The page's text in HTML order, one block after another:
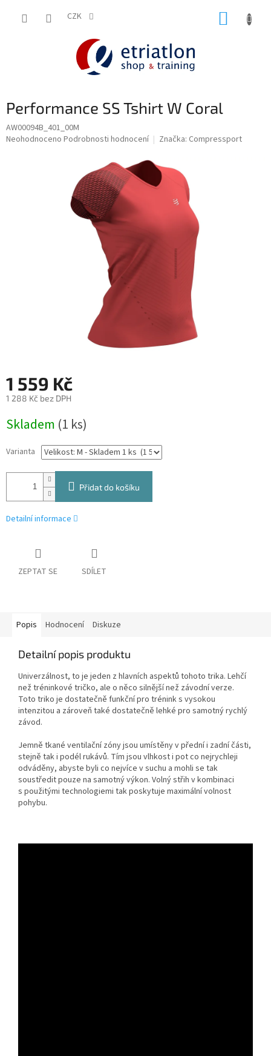
CZK
Performance SS Tshirt W Coral
AW00094B_401_00M
Průměrné
Neohodnoceno Podrobnosti hodnocení Značka: Compressport
1 559 Kč
1 288 Kč bez DPH
cena:
Skladem (1 ks)
Varianta
Přidat do košíku
Detailní informace
ZEPTAT SE SDÍLET
Popis Hodnocení Diskuze
Detailní popis produktu
Univerzálnost, to je jeden z hlavních aspektů tohoto trika. Lehčí
než tréninkové tričko, ale o něco silnější než závodní verze.
Toto triko je dostatečně funkční pro trénink s vysokou
intenzitou a zároveň také dostatečně lehké pro samotný rychlý
závod.
Jemně tkané ventilační zóny jsou umístěny v přední i zadní části,
stejně tak i podél rukávů. Tím jsou vlhkost i pot co nejrychleji
odváděny, abyste byli co nejvíce v suchu a mohli se tak
soustředit pouze na samotný výkon. Volný střih v kombinaci
s použitými technologiemi tak poskytuje maximální volnost
pohybu.
shop.etriatlon.cz - Chat